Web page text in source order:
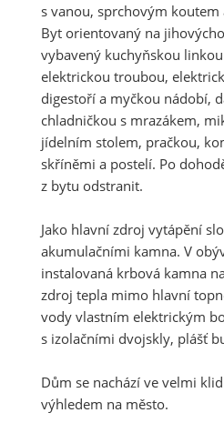
s vanou, sprchovým koutem
Byt orientovaný na
vybavený kuchyňskou
elektrickou troubou,
digestoří a myčkou nádobí,
chladničkou s mrazákem,
jídelním stolem, pračkou,
skříněmi a postelí. Po
z bytu odstranit.
Jako hlavní zdroj vytápění
akumulačními kamna. V
instalovaná krbová kamna
zdroj tepla mimo hlavní
vody vlastním elektrickým
s izolačními dvojskly, plášť
Dům se nachází ve velmi
výhledem na město.